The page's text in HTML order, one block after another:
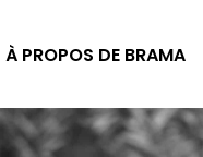
À PROPOS DE BRAMA